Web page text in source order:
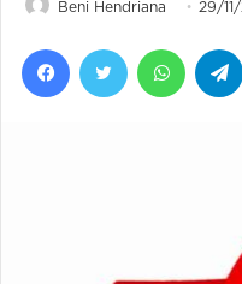
Beni Hendriana 29/
FacebookTwitter